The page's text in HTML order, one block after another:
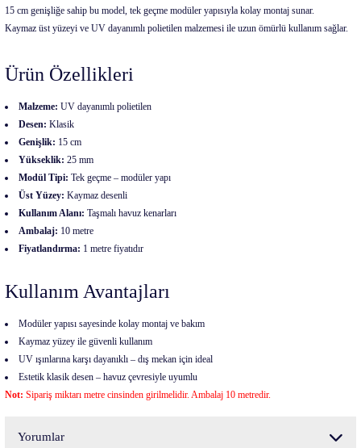
15 cm genişliğe sahip bu model, tek geçme modüler yapısıyla kolay montaj sunar.
Kaymaz üst yüzeyi ve UV dayanımlı polietilen malzemesi ile uzun ömürlü kullanım sağlar.
Ürün Özellikleri
Malzeme: UV dayanımlı polietilen
Desen: Klasik
Genişlik: 15 cm
Yükseklik: 25 mm
Modül Tipi: Tek geçme – modüler yapı
Üst Yüzey: Kaymaz desenli
Kullanım Alanı: Taşmalı havuz kenarları
Ambalaj: 10 metre
Fiyatlandırma: 1 metre fiyatıdır
Kullanım Avantajları
Modüler yapısı sayesinde kolay montaj ve bakım
Kaymaz yüzey ile güvenli kullanım
UV ışınlarına karşı dayanıklı – dış mekan için ideal
Estetik klasik desen – havuz çevresiyle uyumlu
Not: Sipariş miktarı metre cinsinden girilmelidir. Ambalaj 10 metredir.
Yorumlar